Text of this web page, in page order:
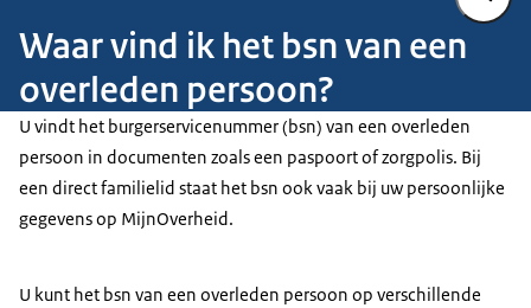
Waar vind ik het bsn van een
overleden persoon?
U vindt het burgerservicenummer (bsn) van een overleden
persoon in documenten zoals een paspoort of zorgpolis. Bij
een direct familielid staat het bsn ook vaak bij uw persoonlijke
gegevens op MijnOverheid.
U kunt het bsn van een overleden persoon op verschillende